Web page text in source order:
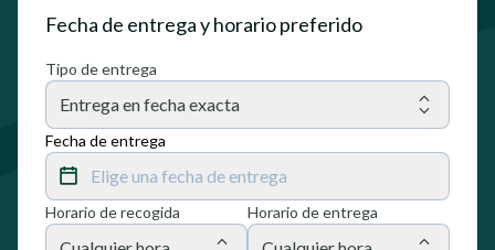
Fecha de entrega y horario preferido
Tipo de entrega
Entrega en fecha exacta
Fecha de entrega
Elige una fecha de entrega
Horario de recogida Horario de entrega